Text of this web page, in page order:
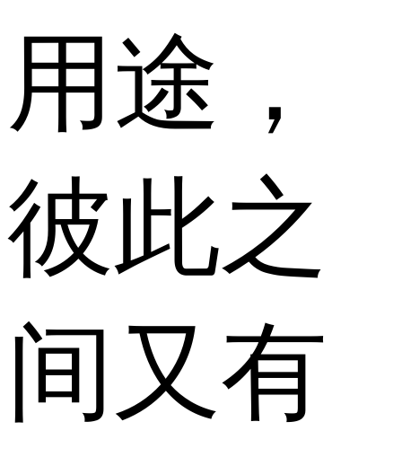
用途，
彼此之
间又有